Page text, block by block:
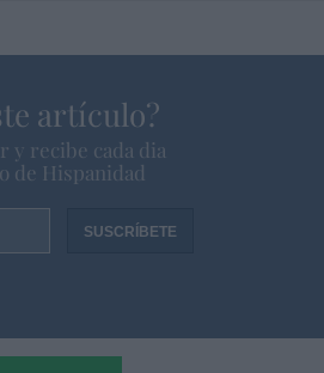
artículo?
y recibe cada dia
de Hispanidad